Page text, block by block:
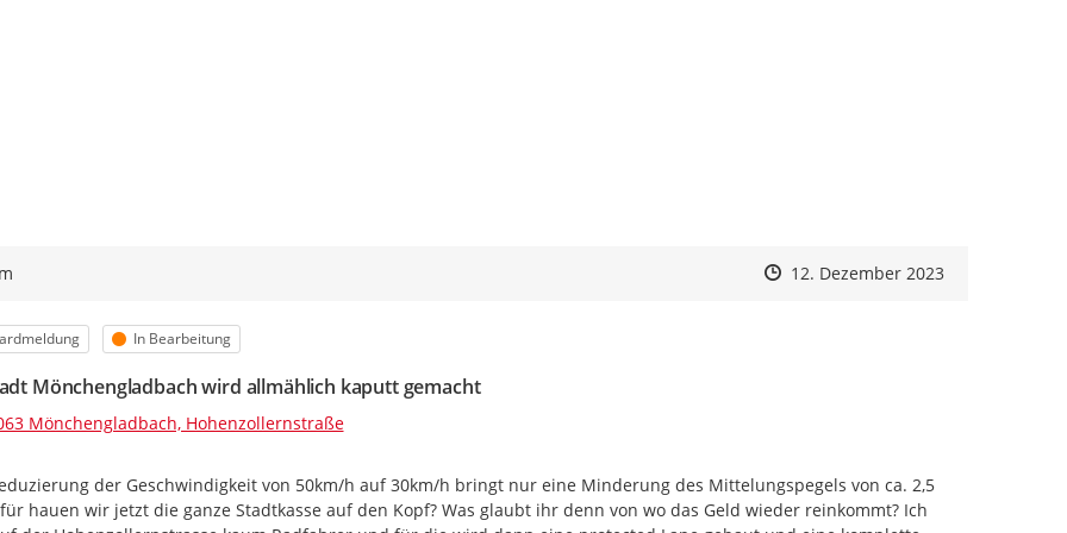
Bei Erneuerung der Deckschicht: Einbau eines lärmmindernden Asphalts
Einzelfallprüfung: Reduzierung der zulässigen Höchstgeschwindigkeit auf 30 km/h
Umgestaltung des Straßenraumes: Bau einer Protected Bike Lane zwischen
und Empfänger (wurde bereits umgesetzt)
Zeitpunkt des Erstellens
Zeitpunkt des Erstellens
12. Dezember 2023Zur Äußerung
Status
In Bearbeitung
Mönchengladbach wird allmählich kaputt gemacht
Mönchengladbach, Hohenzollernstraße
der Geschwindigkeit von 50km/h auf 30km/h bringt nur eine Minderung des Mittelungspegels von ca. 2,5
hauen wir jetzt die ganze Stadtkasse auf den Kopf? Was glaubt ihr denn von wo das Geld wieder reinkommt? Ich